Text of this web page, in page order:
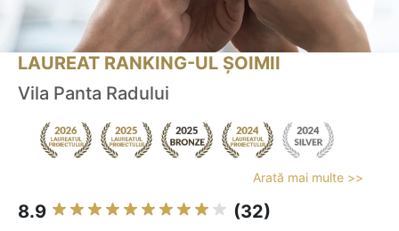
LAUREAT RANKING-UL ȘOIMII
Vila Panta Radului
Arată mai multe >>
8.9 (32)